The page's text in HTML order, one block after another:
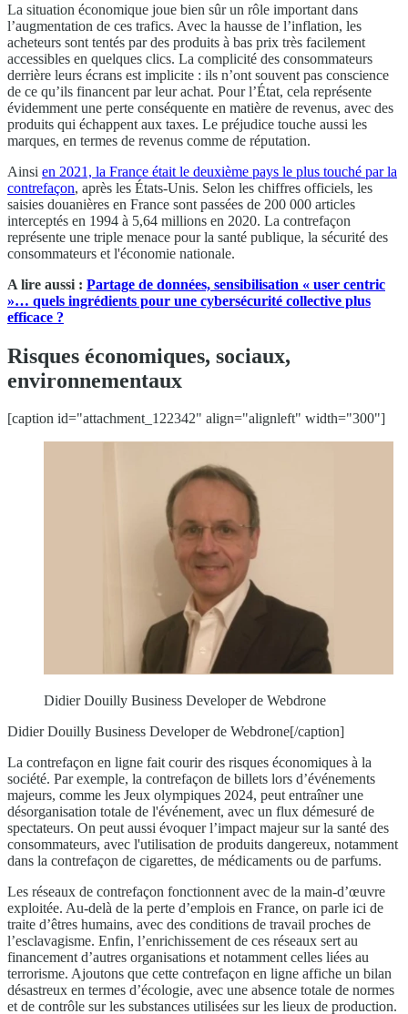
La situation économique joue bien sûr un rôle important dans
l’augmentation de ces trafics. Avec la hausse de l’inflation, les
acheteurs sont tentés par des produits à bas prix très facilement
accessibles en quelques clics. La complicité des consommateurs
derrière leurs écrans est implicite : ils n’ont souvent pas conscience
de ce qu’ils financent par leur achat. Pour l’État, cela représente
évidemment une perte conséquente en matière de revenus, avec des
produits qui échappent aux taxes. Le préjudice touche aussi les
marques, en termes de revenus comme de réputation.
Ainsi en 2021, la France était le deuxième pays le plus touché par la
contrefaçon, après les États-Unis. Selon les chiffres officiels, les
saisies douanières en France sont passées de 200 000 articles
interceptés en 1994 à 5,64 millions en 2020. La contrefaçon
représente une triple menace pour la santé publique, la sécurité des
consommateurs et l'économie nationale.
A lire aussi : Partage de données, sensibilisation « user centric
»… quels ingrédients pour une cybersécurité collective plus
efficace ?
Risques économiques, sociaux,
environnementaux
[caption id="attachment_122342" align="alignleft" width="300"]
Didier Douilly Business Developer de Webdrone
Didier Douilly Business Developer de Webdrone[/caption]
La contrefaçon en ligne fait courir des risques économiques à la
société. Par exemple, la contrefaçon de billets lors d’événements
majeurs, comme les Jeux olympiques 2024, peut entraîner une
désorganisation totale de l'événement, avec un flux démesuré de
spectateurs. On peut aussi évoquer l’impact majeur sur la santé des
consommateurs, avec l'utilisation de produits dangereux, notamment
dans la contrefaçon de cigarettes, de médicaments ou de parfums.
Les réseaux de contrefaçon fonctionnent avec de la main-d’œuvre
exploitée. Au-delà de la perte d’emplois en France, on parle ici de
traite d’êtres humains, avec des conditions de travail proches de
l’esclavagisme. Enfin, l’enrichissement de ces réseaux sert au
financement d’autres organisations et notamment celles liées au
terrorisme. Ajoutons que cette contrefaçon en ligne affiche un bilan
désastreux en termes d’écologie, avec une absence totale de normes
et de contrôle sur les substances utilisées sur les lieux de production.